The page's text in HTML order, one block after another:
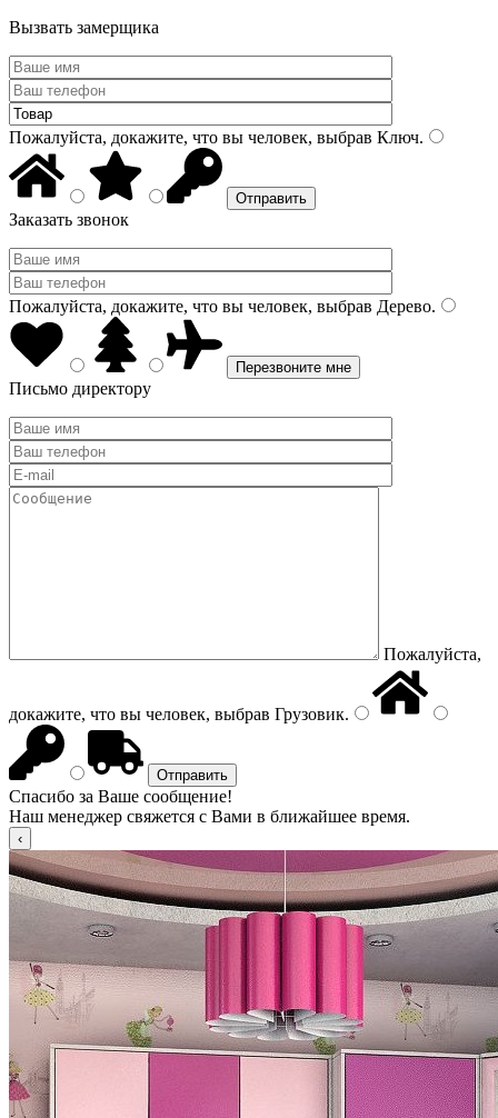
Вызвать замерщика
Пожалуйста, докажите, что вы человек, выбрав Ключ.
Заказать звонок
Пожалуйста, докажите, что вы человек, выбрав Дерево.
Письмо директору
Пожалуйста,
докажите, что вы человек, выбрав Грузовик.
Спасибо за Ваше сообщение!
Наш менеджер свяжется с Вами в ближайшее время.